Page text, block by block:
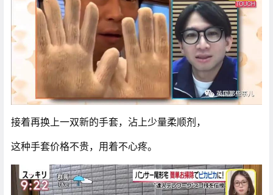
接着再换上一双新的手套，沾上少量柔顺剂，
这种手套价格不贵，用着不心疼。